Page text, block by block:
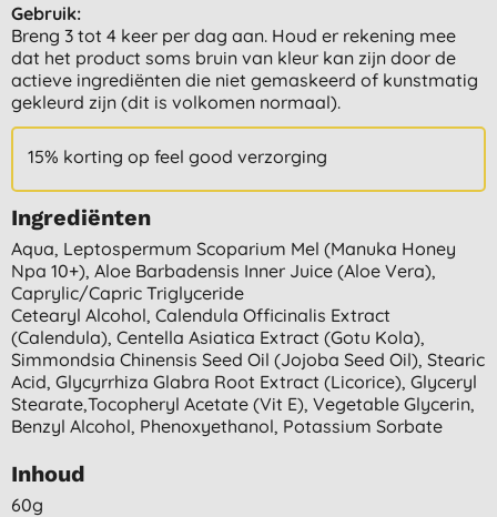
Gebruik:
Breng 3 tot 4 keer per dag aan. Houd er rekening mee
dat het product soms bruin van kleur kan zijn door de
actieve ingrediënten die niet gemaskeerd of kunstmatig
gekleurd zijn (dit is volkomen normaal).
15% korting op feel good verzorging
Ingrediënten
Aqua, Leptospermum Scoparium Mel (manuka Honey
Npa 10+), Aloe Barbadensis Inner Juice (aloe Vera),
Caprylic/capric Triglyceride
Cetearyl Alcohol, Calendula Officinalis Extract
(calendula), Centella Asiatica Extract (gotu Kola),
Simmondsia Chinensis Seed Oil (jojoba Seed Oil), Stearic
Acid, Glycyrrhiza Glabra Root Extract (licorice), Glyceryl
Stearate,tocopheryl Acetate (vit E), Vegetable Glycerin,
Benzyl Alcohol, Phenoxyethanol, Potassium Sorbate
Inhoud
60g